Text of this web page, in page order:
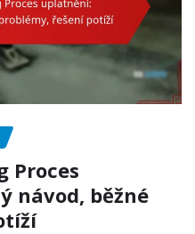
Proces
návod, běžné